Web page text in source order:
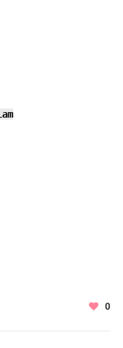
0